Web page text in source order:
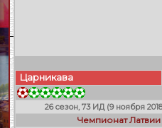
Царникава
26 сезон, 73 ИД (9 ноября
Чемпионат Латвии